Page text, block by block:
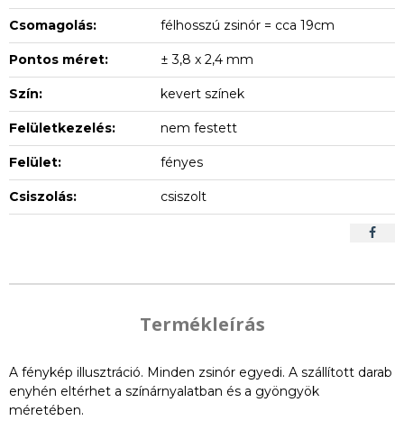
Csomagolás: félhosszú zsinór = cca 19cm
Pontos méret: ± 3,8 x 2,4 mm
Szín: kevert színek
Felületkezelés: nem festett
Felület: fényes
Csiszolás: csiszolt
Termékleírás
A fénykép illusztráció. Minden zsinór egyedi. A szállított darab
enyhén eltérhet a színárnyalatban és a gyöngyök
méretében.